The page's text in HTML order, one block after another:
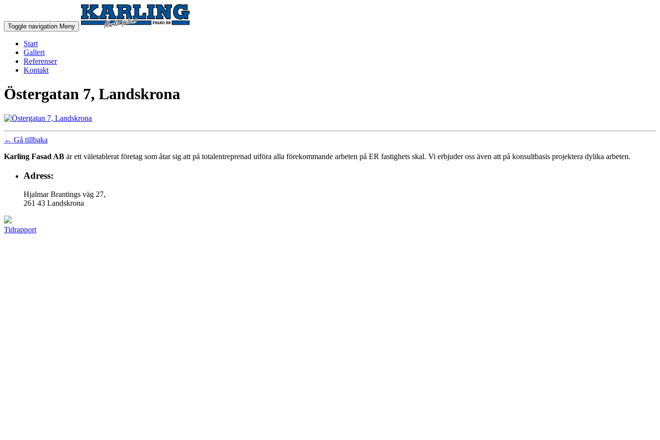
Toggle navigation Meny
Start
Galleri
Referenser
Kontakt
Östergatan 7, Landskrona
← Gå tillbaka
Karling Fasad AB är ett väletablerat företag som åtar sig att på totalentreprenad utföra alla förekommande arbeten på ER fastighets skal. Vi erbjuder oss även att på konsultbasis projektera dylika arbeten.
Adress:
Hjalmar Brantings väg 27,
261 43 Landskrona
Tidrapport